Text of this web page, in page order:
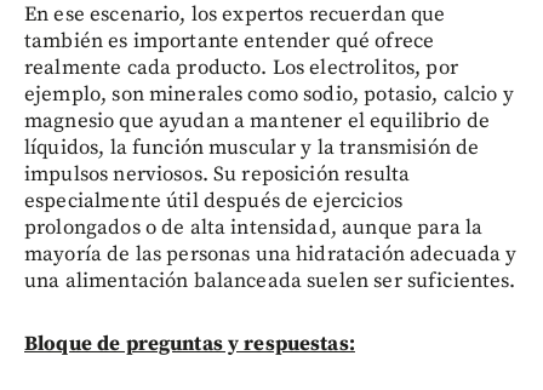
En ese escenario, los expertos recuerdan que
también es importante entender qué ofrece
realmente cada producto. Los electrolitos, por
ejemplo, son minerales como sodio, potasio, calcio y
magnesio que ayudan a mantener el equilibrio de
líquidos, la función muscular y la transmisión de
impulsos nerviosos. Su reposición resulta
especialmente útil después de ejercicios
prolongados o de alta intensidad, aunque para la
mayoría de las personas una hidratación adecuada y
una alimentación balanceada suelen ser suficientes.
Bloque de preguntas y respuestas: